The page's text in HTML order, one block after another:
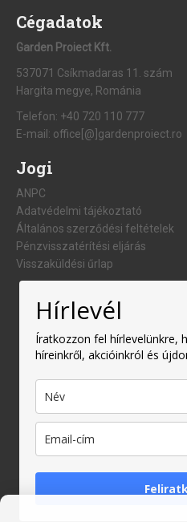
Cégadatok
Garden Proiect Kft.
537071 Csíkmadaras 11. szám
Hargita megye, Románia
Telefon: +40 720 110 777
E-mail: office[@]gardenproiect.ro
Jogi
ANPC
Adatvédelmi tájékoztató
Általános szerződési feltételek
Pénzvisszatérítési eljárás
Visszaküldési űrlap
Hírlevél
Íratkozzon fel hírlevelünkre,
híreinkről, akcióinkról és